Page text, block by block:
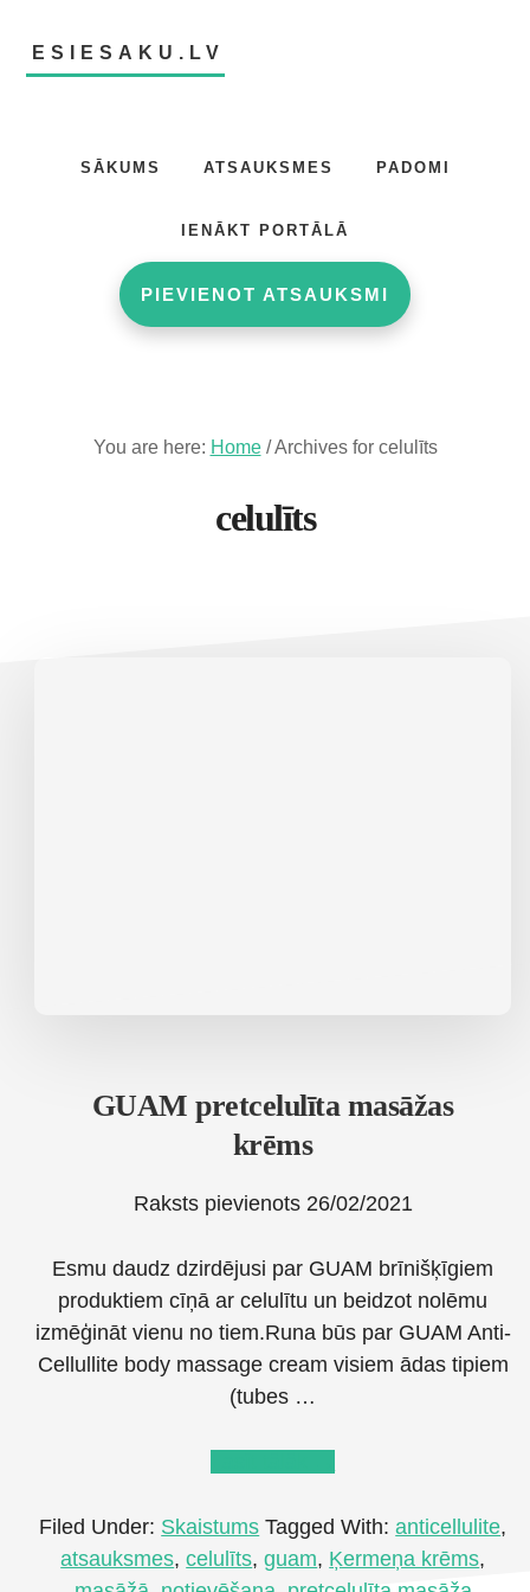
main
footerESIESAKU.LV
SĀKUMS ATSAUKSMES PADOMI
IENĀKT PORTĀLĀ
PIEVIENOT ATSAUKSMI
You are here: Home /Archives for celulīts
celulīts
GUAM pretcelulīta masāžas
krēms
Raksts pievienots 26/02/2021
Esmu daudz dzirdējusi par GUAM brīnišķīgiem
produktiem cīņā ar celulītu un beidzot nolēmu
izmēģināt vienu no tiem.Runa būs par GUAM Anti-
Cellullite body massage cream visiem ādas tipiem
(tubes …
pretcelulīta
masāžas
Filed Under: Skaistums Tagged With:anticellulite,
atsauksmes,celulīts,guam, Ķermeņa krēms,